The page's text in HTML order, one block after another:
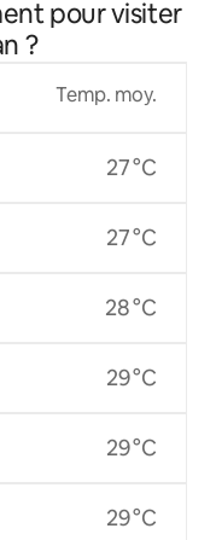
pour visiter
?
Temp. moy.
27 °C
27 °C
28 °C
29 °C
29 °C
29 °C